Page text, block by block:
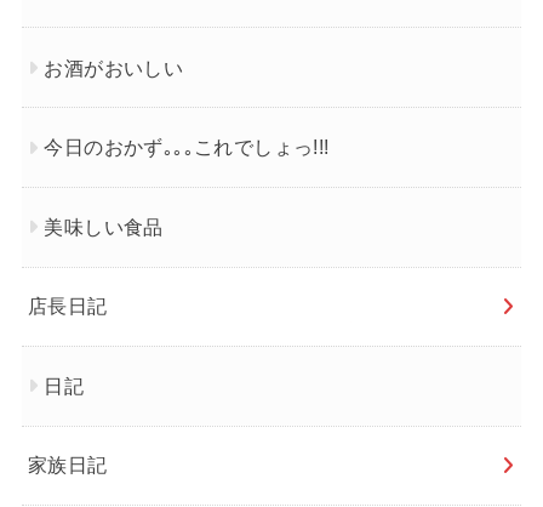
お酒がおいしい
今日のおかず｡｡｡これでしょっ!!!
美味しい食品
店長日記
日記
家族日記